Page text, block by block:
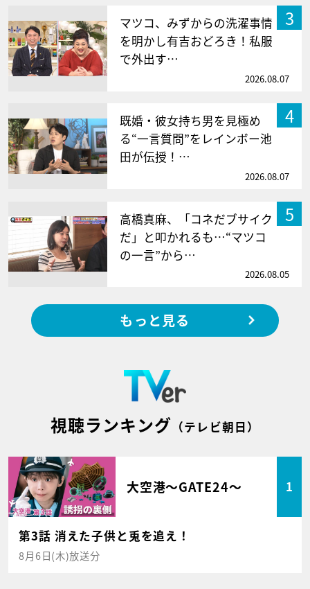
3
マツコ、みずからの洗濯事情
を明かし有吉おどろき！私服
で外出す…
2026.08.07
4
既婚・彼女持ち男を見極め
る“一言質問”をレインボー池
田が伝授！…
2026.08.07
5
高橋真麻、「コネだブサイク
だ」と叩かれるも…“マツコ
の一言”から…
2026.08.05
もっと見る
視聴ランキング （テレビ朝日）
大空港～GATE24～ 1
第3話 消えた子供と兎を追え！
8月6日(木)放送分